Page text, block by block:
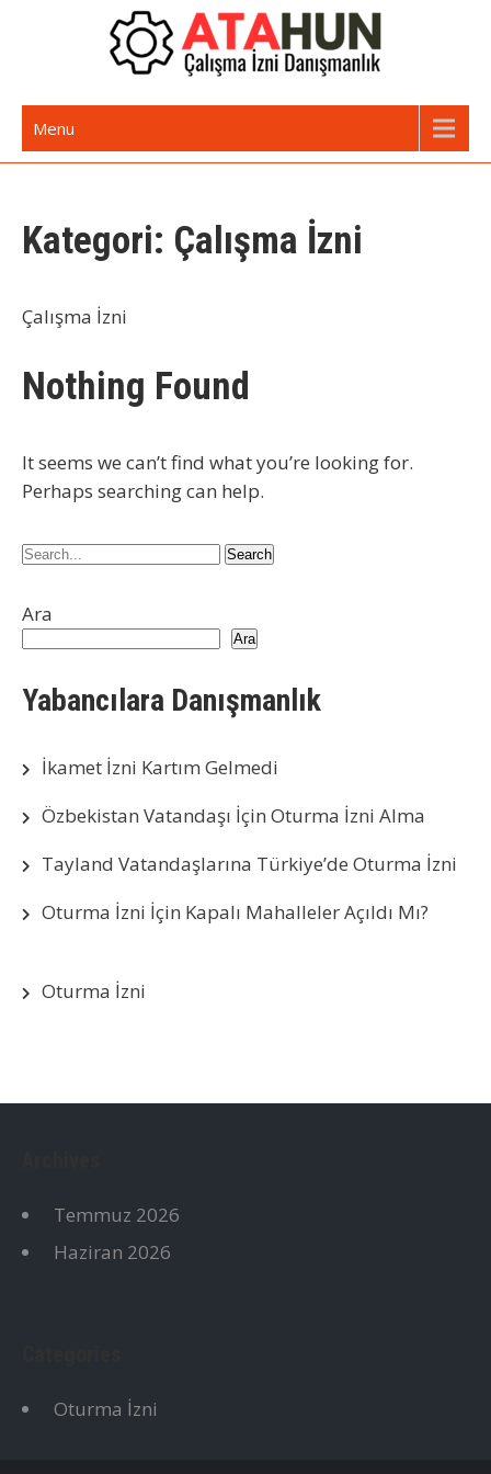
Oturma İzni | Yabancılara İkamet
İzni, Çalışma İzni Alma
Menu
Kategori: Çalışma İzni
Çalışma İzni
Nothing Found
It seems we can’t find what you’re looking for.
Perhaps searching can help.
Ara
Ara
Yabancılara Danışmanlık
İkamet İzni Kartım Gelmedi
Özbekistan Vatandaşı İçin Oturma İzni Alma
Tayland Vatandaşlarına Türkiye’de Oturma İzni
Oturma İzni İçin Kapalı Mahalleler Açıldı Mı?
Oturma İzni
Temmuz 2026
Haziran 2026
Oturma İzni